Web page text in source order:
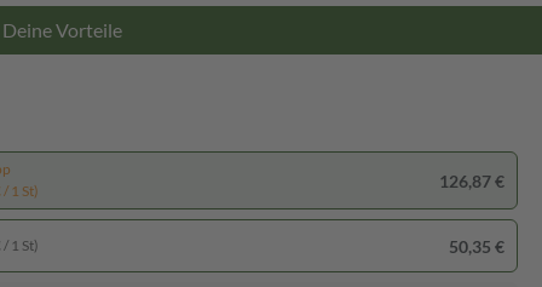
Deine Vorteile
1 St)
126,87 €
1 St) 50,35 €